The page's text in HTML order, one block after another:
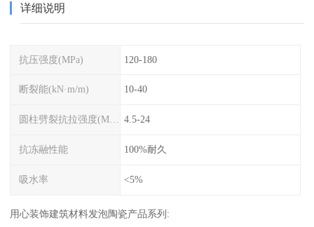
详细说明
抗压强度(MPa) 120-180
断裂能(kN·m/m) 10-40
圆柱劈裂抗拉强度(MPa) 4.5-24
抗冻融性能 100%耐久
吸水率 <5%
用心装饰建筑材料发泡陶瓷产品系列: